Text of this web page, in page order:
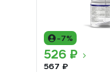
-7%
526 ₽
567 ₽